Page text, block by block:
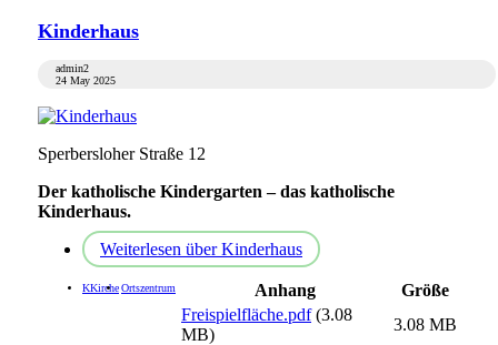
Kinderhaus
admin2
24 May 2025
Sperbersloher Straße 12
Der katholische Kindergarten – das katholische
Kinderhaus.
Weiterlesen über Kinderhaus
KKircheOrtszentrum Anhang
Größe
Freispielfläche.pdf (3.08
MB)
3.08 MB